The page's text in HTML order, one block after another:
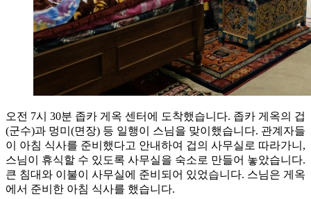
오전 7시 30분 좁카 게옥 센터에 도착했습니다. 좁카 게옥의 겁
(군수)과 멍미(면장) 등 일행이 스님을 맞이했습니다. 관계자들
이 아침 식사를 준비했다고 안내하여 겁의 사무실로 따라가니,
스님이 휴식할 수 있도록 사무실을 숙소로 만들어 놓았습니다.
큰 침대와 이불이 사무실에 준비되어 있었습니다. 스님은 게옥
에서 준비한 아침 식사를 했습니다.